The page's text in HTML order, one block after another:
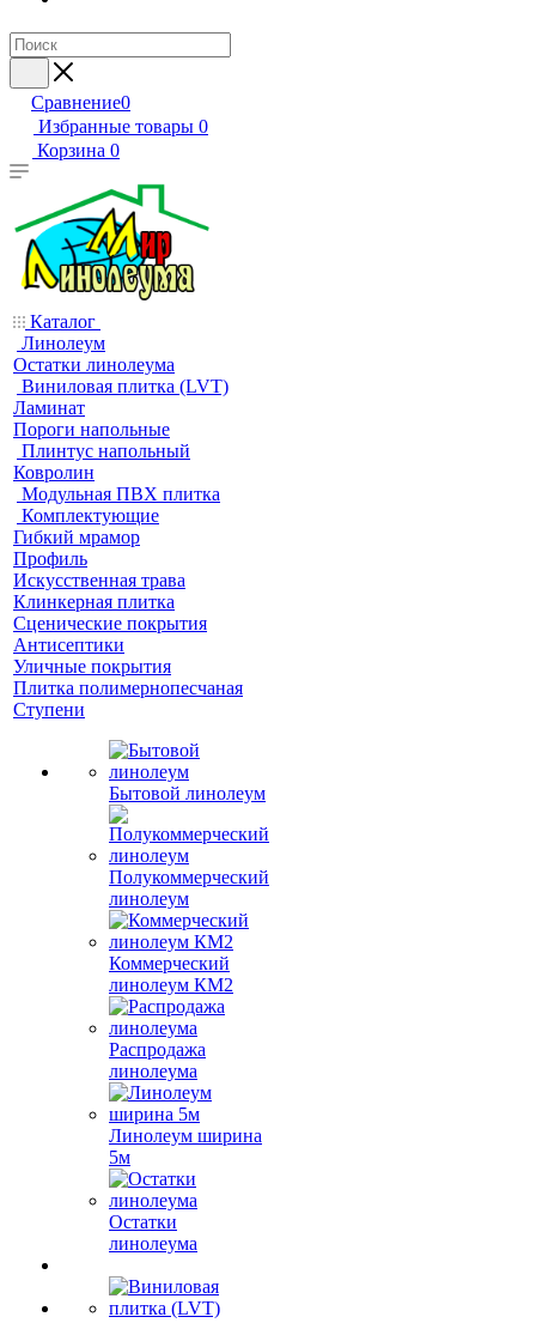
Сравнение0
Избранные товары 0
Корзина 0
Каталог
Линолеум
Остатки линолеума
Виниловая плитка (LVT)
Ламинат
Пороги напольные
Плинтус напольный
Ковролин
Модульная ПВХ плитка
Комплектующие
Гибкий мрамор
Профиль
Искусственная трава
Клинкерная плитка
Сценические покрытия
Антисептики
Уличные покрытия
Плитка полимернопесчаная
Ступени
Бытовой линолеум
Полукоммерческий
линолеум
Коммерческий
линолеум КМ2
Распродажа
линолеума
Линолеум ширина
5м
Остатки
линолеума